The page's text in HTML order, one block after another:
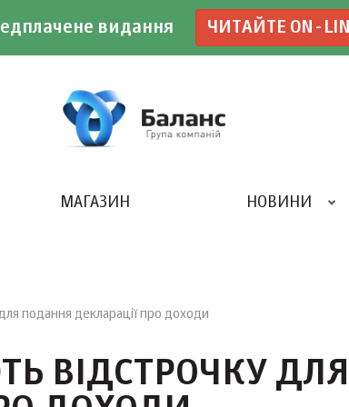
видання ЧИТАЙТЕ ON-
МАГАЗИН НОВИНИ
подання декларації про доходи
ВІДСТРОЧКУ ДЛЯ